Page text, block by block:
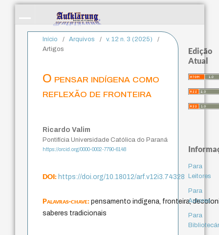
Início / Arquivos / v. 12 n. 3 (2025)
/
Artigos
O pensar indígena como
reflexão de fronteira
Ricardo Valim
Pontifícia Universidade Católica do Paraná
https://orcid.org/0000-0002-7790-6148
DOI:https://doi.org/10.18012/arf.v12i3.74328
Palavras-chave:pensamento indígena, fronteira,
saberes tradicionais
Edição
Atual
Para
Leitores
Para
Autores
Para